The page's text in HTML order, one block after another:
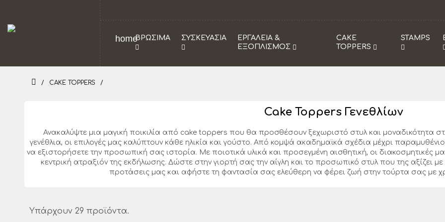
homeΒΡΩΣΙΜΑ ΣΥΣΚΕΥΑΣΙΑ
ΕΡΓΑΛΕΙΑ &
ΕΞΟΠΛΙΣΜΟΣ
CAKE
TOPPERS
STAMPS
CAKE TOPPERS
Cake Toppers Γενεθλίων
Ανακαλύψτε μια μαγική ποικιλία από cake toppers που θα προσθέσουν ξεχωριστό στυλ και μοναδικότητα
γενέθλια, οι επιλογές μας καλύπτουν κάθε ηλικία και γούστο. Από κομψά ακαδημαϊκά σχέδια μέχρι
να εξιστορήσετε την προσωπική σας ιστορία. Με ποιοτικά υλικά και προσεγμένη αισθητική, οι διακοσμητικές
κεντρική ατραξιόν της εκδήλωσης. Δώστε στην γιορτή σας την αίγλη και το προσωπικό στυλ που της αξίζει
προτάσεις μας και αφήστε τη φαντασία σας ελεύθερη να φέρει ζωή στην τούρτα σας με
Υπάρχουν 29 προϊόντα.